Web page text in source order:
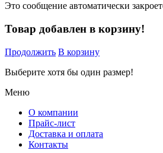
Это сообщение автоматически
Товар добавлен в корзину!
Продолжить В корзину
Выберите хотя бы один размер!
Меню
О компании
Прайс-лист
Доставка и оплата
Контакты